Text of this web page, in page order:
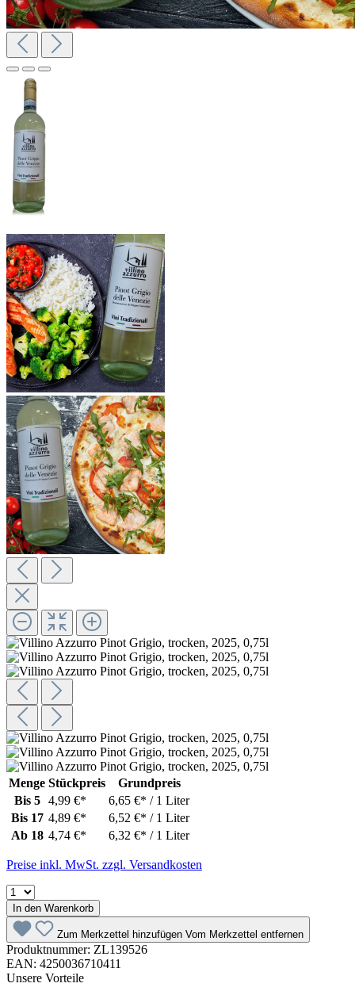
Menge Stückpreis
Grundpreis
Bis 5 4,99 €*
6,65 €* / 1 Liter
Bis 17 4,89 €*
6,52 €* / 1 Liter
Ab 18 4,74 €* 6,32 €* / 1 Liter
Preise inkl. MwSt. zzgl. Versandkosten
In den Warenkorb
Zum Merkzettel hinzufügen Vom Merkzettel entfernen
Produktnummer: ZL139526
EAN: 4250036710411
Unsere Vorteile